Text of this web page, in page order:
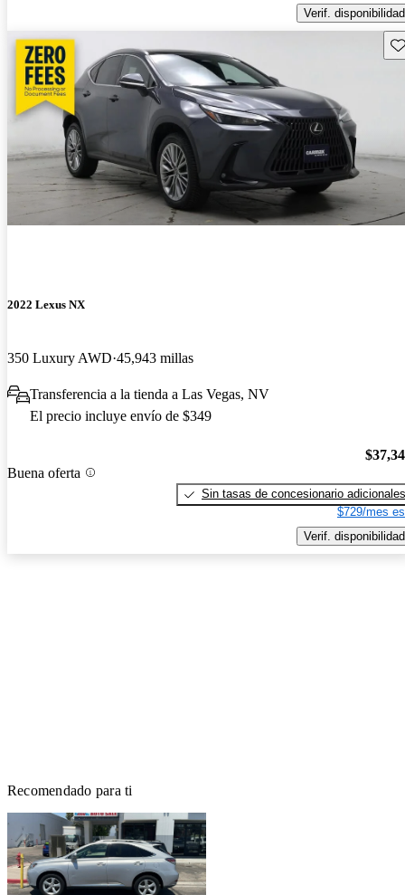
Verif. disponibilidad
2022 Lexus NX
350 Luxury AWD 45,943 millas
Transferencia a la tienda a Las Vegas, NV
El precio incluye envío de $349
Buena oferta
Sin tasas de concesionario adicionales
$729/mes
Verif. disponibilidad
Recomendado para ti